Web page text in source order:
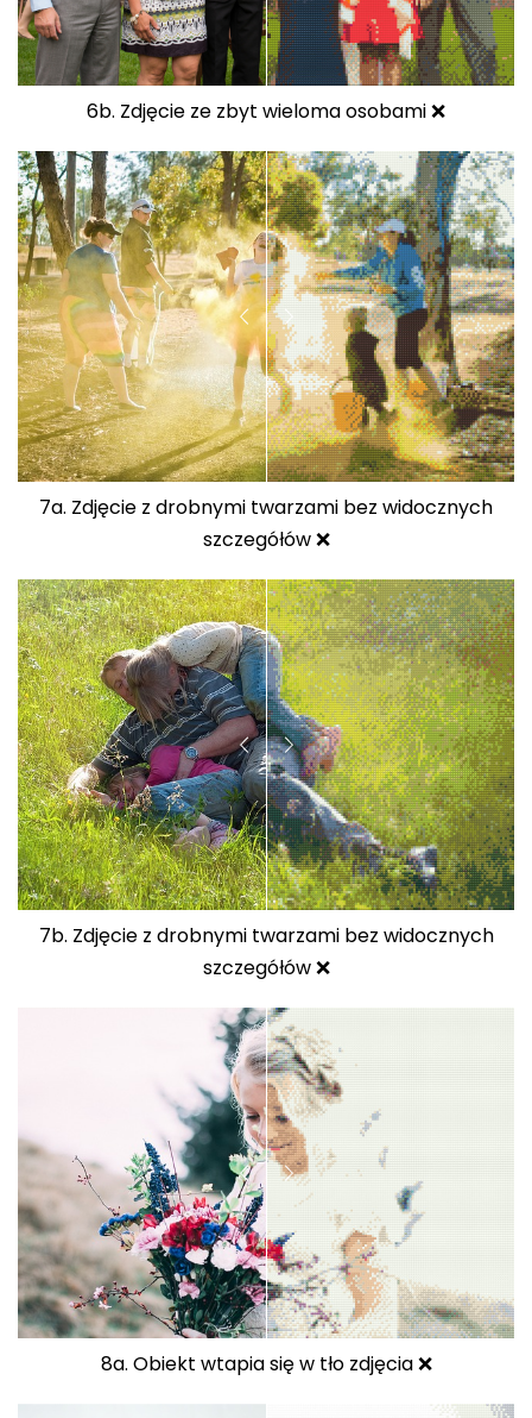
6b. Zdjęcie ze zbyt wieloma osobami ❌
7a. Zdjęcie z drobnymi twarzami bez widocznych
szczegółów ❌
7b. Zdjęcie z drobnymi twarzami bez widocznych
szczegółów ❌
8a. Obiekt wtapia się w tło zdjęcia ❌